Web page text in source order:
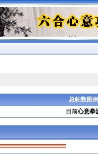
总帖数图例
目前心意拳